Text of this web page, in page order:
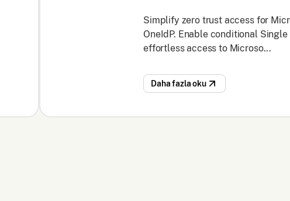
Simplify zero trust access for
OneIdP. Enable conditional
effortless access to Microso...
Daha fazla oku